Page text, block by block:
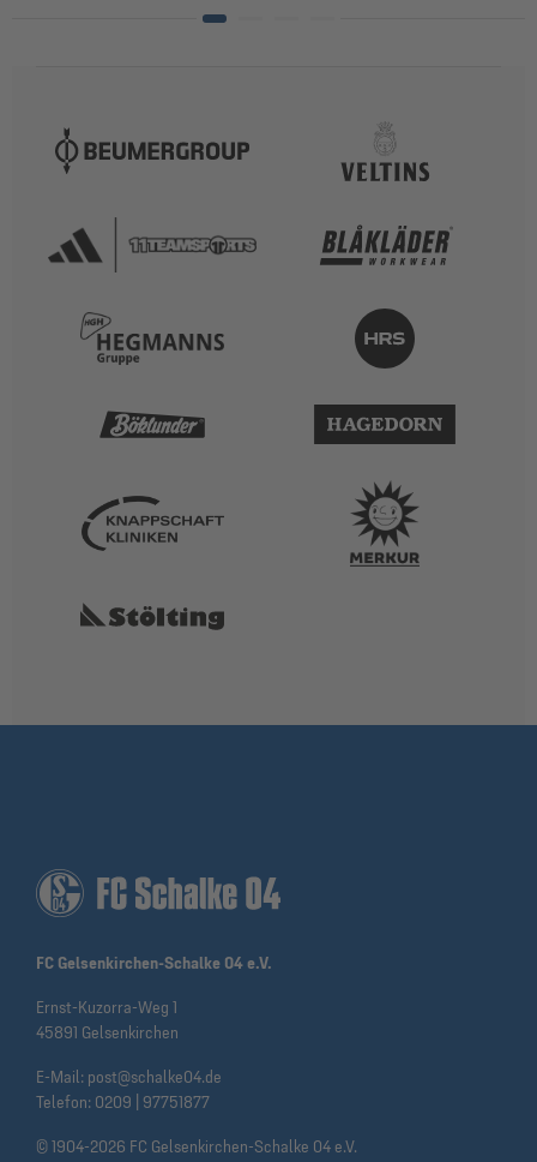
FC Gelsenkirchen-Schalke 04 e.V.
Ernst-Kuzorra-Weg 1
45891 Gelsenkirchen
E-Mail: post@schalke04.de
Telefon: 0209 | 97751877
© 1904-2026 FC Gelsenkirchen-Schalke 04 e.V.